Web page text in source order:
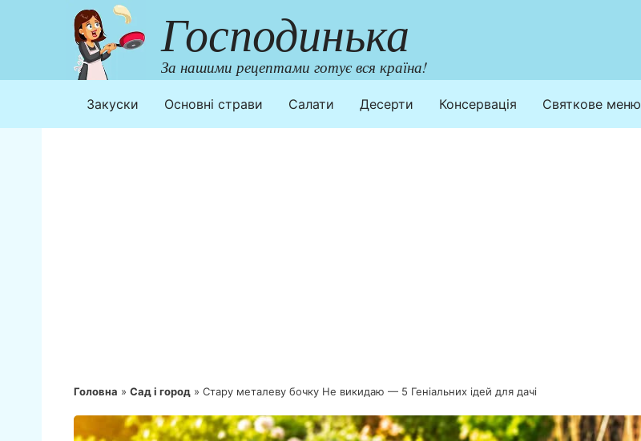
Господинька
За нашими рецептами готує вся країна!
Закуски Основні страви Салати Десерти Консервація Святкове меню
Головна » Сад і город » Стару металеву бочку Не викидаю — 5 Геніальних ідей для дачі